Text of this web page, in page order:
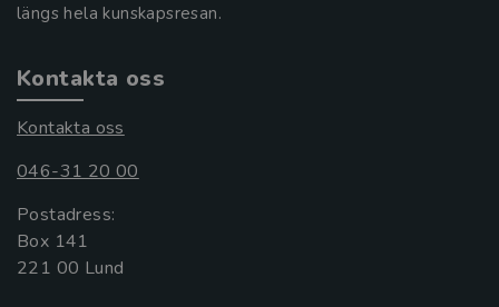
längs hela kunskapsresan.
Kontakta oss
Kontakta oss
046-31 20 00
Postadress:
Box 141
221 00 Lund